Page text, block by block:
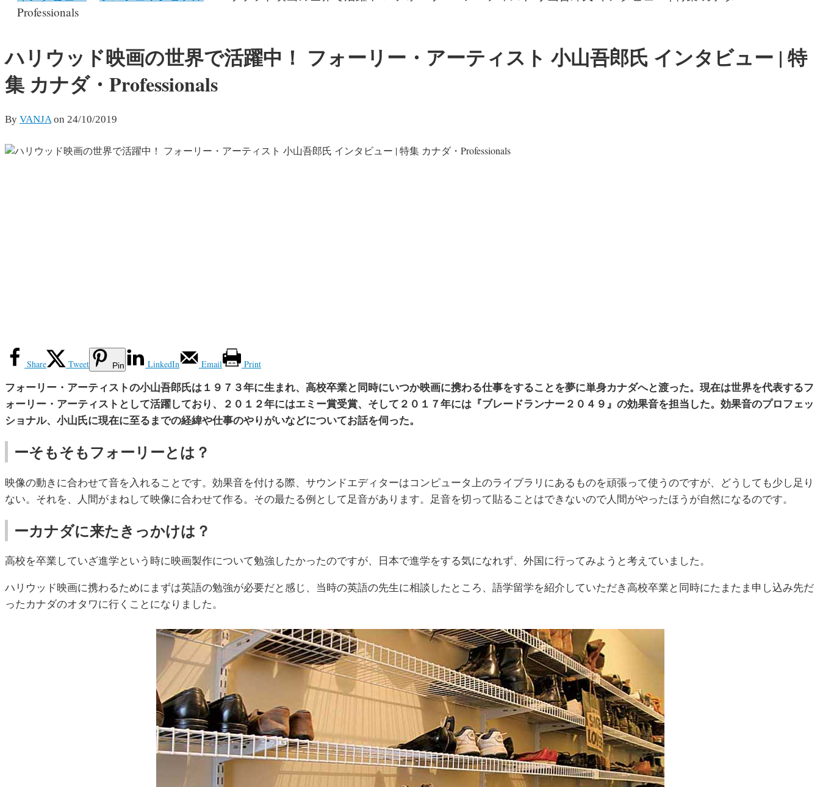
Professionals
ハリウッド映画の世界で活躍中！ フォーリー・アーティスト 小山吾郎氏 インタビュー | 特
集 カナダ・Professionals
By VANJAon 24/10/2019
Share Tweet Pin LinkedIn Email Print
フォーリー・アーティストの小山吾郎氏は１９７３年に生まれ、高校卒業と同時にいつか映画に携わる仕事をすることを夢に単身カナダへと渡った。現在は世界を代表するフ
ォーリー・アーティストとして活躍しており、２０１２年にはエミー賞受賞、そして２０１７年には『ブレードランナー２０４９』の効果音を担当した。効果音のプロフェッ
ショナル、小山氏に現在に至るまでの経緯や仕事のやりがいなどについてお話を伺った。
ーそもそもフォーリーとは？
映像の動きに合わせて音を入れることです。効果音を付ける際、サウンドエディターはコンピュータ上のライブラリにあるものを頑張って使うのですが、どうしても少し足り
ない。それを、人間がまねして映像に合わせて作る。その最たる例として足音があります。足音を切って貼ることはできないので人間がやったほうが自然になるのです。
ーカナダに来たきっかけは？
高校を卒業していざ進学という時に映画製作について勉強したかったのですが、日本で進学をする気になれず、外国に行ってみようと考えていました。
ハリウッド映画に携わるためにまずは英語の勉強が必要だと感じ、当時の英語の先生に相談したところ、語学留学を紹介していただき高校卒業と同時にたまたま申し込み先だ
ったカナダのオタワに行くことになりました。